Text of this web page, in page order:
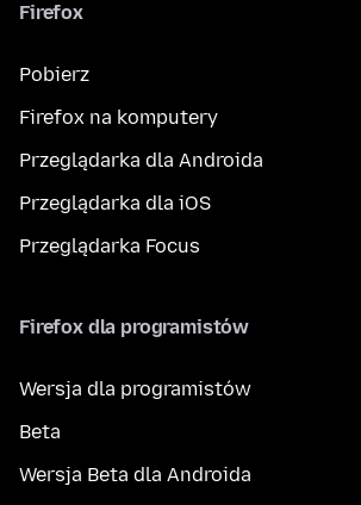
Firefox
Pobierz
Firefox na komputery
Przeglądarka dla Androida
Przeglądarka dla iOS
Przeglądarka Focus
Firefox dla programistów
Wersja dla programistów
Beta
Wersja Beta dla Androida